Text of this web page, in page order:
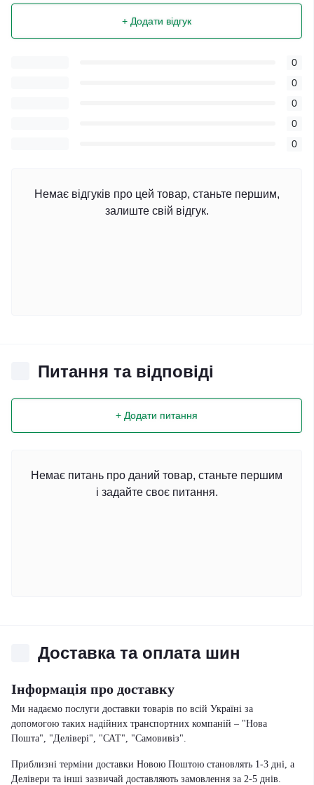
+ Додати відгук
0
0
0
0
0
Немає відгуків про цей товар, станьте першим,
залиште свій відгук.
Питання та відповіді
+ Додати питання
Немає питань про даний товар, станьте першим
і задайте своє питання.
Доставка та оплата шин
Інформація про доставку
Ми надаємо послуги доставки товарів по всій Україні за
допомогою таких надійних транспортних компаній – "Нова
Пошта", "Делівері", "САТ", "Самовивіз".
Приблизні терміни доставки Новою Поштою становлять 1-3 дні, а
Делівери та інші зазвичай доставляють замовлення за 2-5 днів.